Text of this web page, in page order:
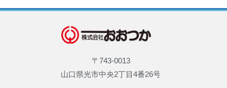
〒743-0013
山口県光市中央2丁目4番26号